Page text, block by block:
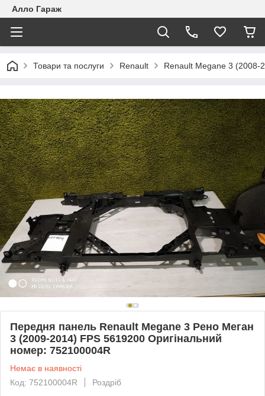
Алло Гараж
Товари та послуги Renault Renault Megane 3 (2008-
Передня панель Renault Megane 3 Рено Меган
3 (2009-2014) FPS 5619200 Оригінальний
номер: 752100004R
Немає в наявності
Код: 752100004R
Роздріб